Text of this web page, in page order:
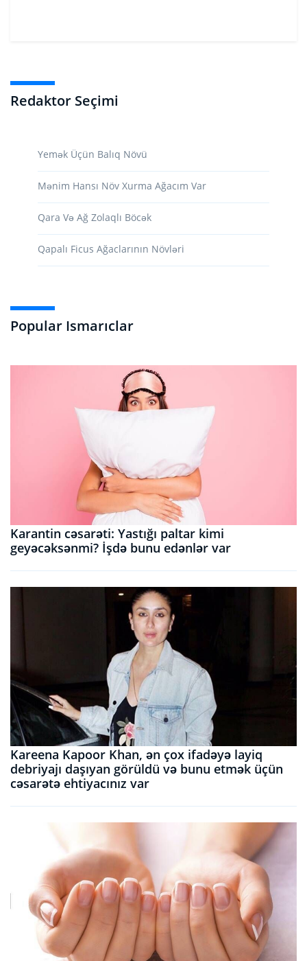
Redaktor Seçimi
Yemək Üçün Balıq Növü
Mənim Hansı Növ Xurma Ağacım Var
Qara Və Ağ Zolaqlı Böcək
Qapalı Ficus Ağaclarının Növləri
Popular Ismarıclar
Karantin cəsarəti: Yastığı paltar kimi
geyəcəksənmi? İşdə bunu edənlər var
Kareena Kapoor Khan, ən çox ifadəyə layiq
debriyajı daşıyan görüldü və bunu etmək üçün
cəsarətə ehtiyacınız var